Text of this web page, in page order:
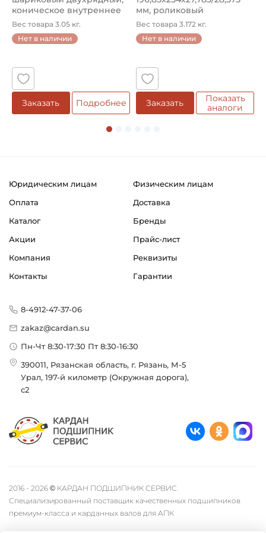
коническое внутреннее
кол...
Вес товара 3.05 кг.
Нет в наличии
Заказать Подробнее
мм, роликовый
однорядный конический
...
Вес товара 3.172 кг.
Нет в наличии
Заказать
Показать
аналоги
Юридическим лицам
Физическим лицам
Оплата
Доставка
Каталог
Бренды
Акции
Прайс-лист
Компания
Реквизиты
Контакты
Гарантии
8-4912-47-37-06
zakaz@cardan.su
Пн-Чт 8:30-17:30 Пт 8:30-16:30
390011, Рязанская область, г. Рязань, М-5
Урал, 197-й километр (Окружная дорога),
с2
2016 - 2026 © КАРДАН ПОДШИПНИК СЕРВИС.
Специализированный поставщик качественных подшипников
премиум-класса и карданных валов для АПК